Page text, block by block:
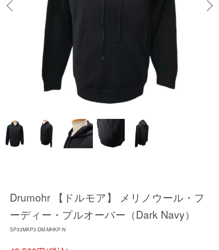
Drumohr 【ドルモア】 メリノウール・フ
ーディー・プルオーバー（Dark Navy）
SP33MKP3-DM-MHKP-N